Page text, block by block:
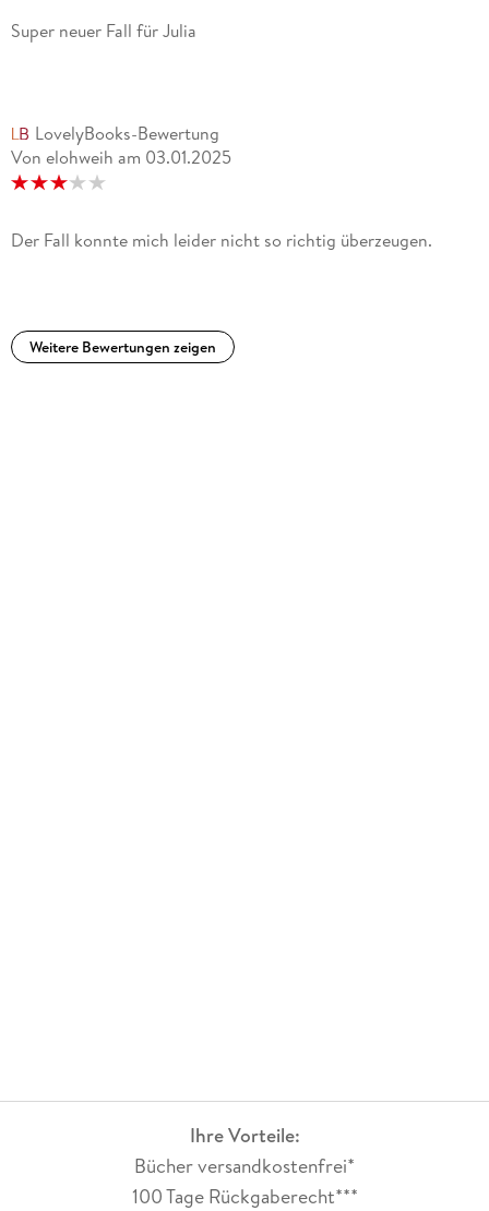
Super neuer Fall für Julia
LovelyBooks-Bewertung
Von elohweih am 03.01.2025
Der Fall konnte mich leider nicht so richtig überzeugen.
Weitere Bewertungen zeigen
Ihre Vorteile:
Bücher versandkostenfrei*
100 Tage Rückgaberecht***